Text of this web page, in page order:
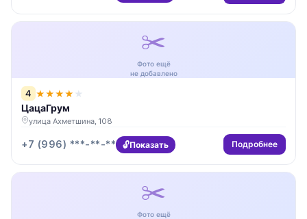
✂️
Фото ещё
не добавлено
4 ★★★★ ★
ЦацаГрум
улица Ахметшина, 108
+7 (996) ***-**-** Показать Подробнее
✂️
Фото ещё